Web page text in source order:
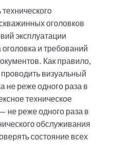
оголовков
эксплуатации
и требований
Как правило,
визуальный
не реже одного раза в
техническое
не реже одного раза в
обслуживания
состояние всех